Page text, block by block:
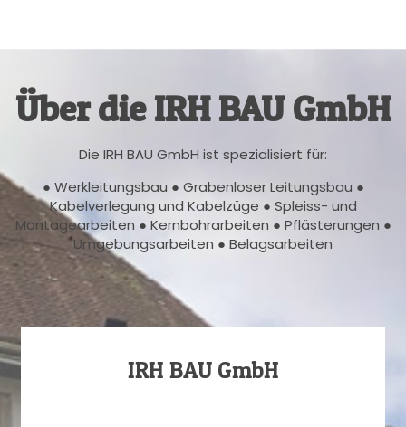
Über die IRH BAU GmbH
Die IRH BAU GmbH ist spezialisiert für:
● Werkleitungsbau ● Grabenloser Leitungsbau ●
Kabelverlegung und Kabelzüge ● Spleiss- und
Montagearbeiten ● Kernbohrarbeiten ● Pflästerungen ●
Umgebungsarbeiten ● Belagsarbeiten
IRH BAU GmbH